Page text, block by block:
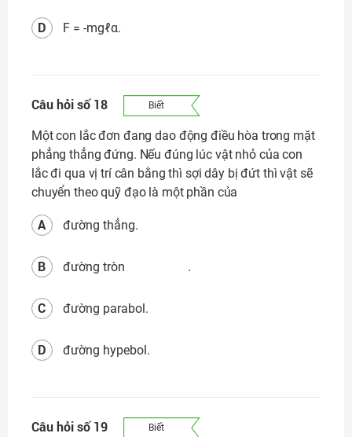
F = -mgℓα.
D
Câu hỏi số 18 Biết
Mộtcon lắc đơn đang dao động điều hòa trong mặt
phẳng thẳng đứng. Nếu đúng lúc vật nhỏ của con
lắc đi qua vị trí cân bằng thì sợi dây bị đứt thì vật sẽ
chuyển theo quỹ đạo là một phần của
đường thẳng.
A
đường tròn .
B
đường parabol.
C
đường hypebol.
D
Câu hỏi số 19 Biết